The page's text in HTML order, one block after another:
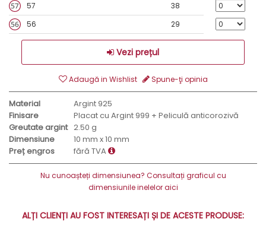
57
38
56
29
Vezi prețul
Adaugă in Wishlist Spune-ţi opinia
Material
Argint 925
Finisare
Placat cu Argint 999 + Peliculă anticorozivă
Greutate argint 2.50 g
Dimensiune
10 mm x 10 mm
Preț engros
fără TVA
Nu cunoașteți dimensiunea? Consultați graficul cu
dimensiunile inelelor aici
ALȚI CLIENȚI AU FOST INTERESAȚI ȘI DE ACESTE PRODUSE: